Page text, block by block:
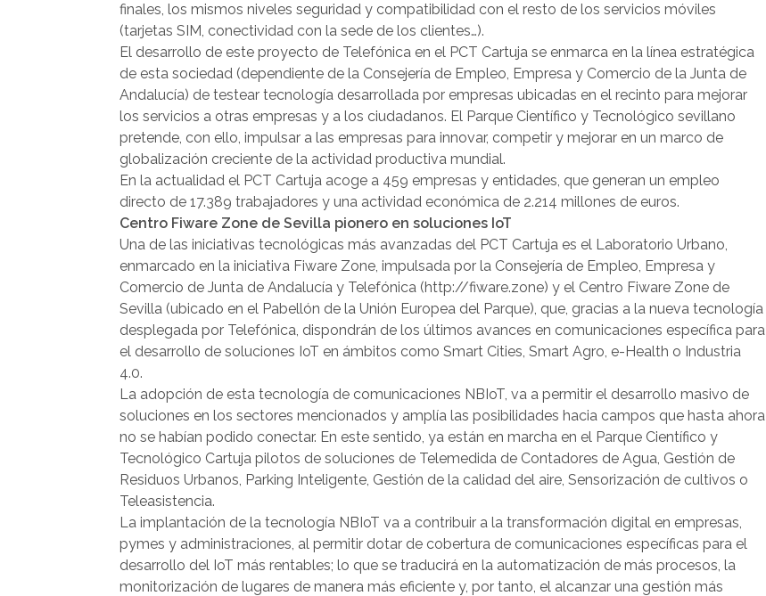
finales, los mismos niveles seguridad y compatibilidad con el resto de los servicios móviles
(tarjetas SIM, conectividad con la sede de los clientes…).
El desarrollo de este proyecto de Telefónica en el PCT Cartuja se enmarca en la línea estratégica
de esta sociedad (dependiente de la Consejería de Empleo, Empresa y Comercio de la Junta de
Andalucía) de testear tecnología desarrollada por empresas ubicadas en el recinto para mejorar
los servicios a otras empresas y a los ciudadanos. El Parque Científico y Tecnológico sevillano
pretende, con ello, impulsar a las empresas para innovar, competir y mejorar en un marco de
globalización creciente de la actividad productiva mundial.
En la actualidad el PCT Cartuja acoge a 459 empresas y entidades, que generan un empleo
directo de 17.389 trabajadores y una actividad económica de 2.214 millones de euros.
Centro Fiware Zone de Sevilla pionero en soluciones IoT
Una de las iniciativas tecnológicas más avanzadas del PCT Cartuja es el Laboratorio Urbano,
enmarcado en la iniciativa Fiware Zone, impulsada por la Consejería de Empleo, Empresa y
Comercio de Junta de Andalucía y Telefónica (http://fiware.zone) y el Centro Fiware Zone de
Sevilla (ubicado en el Pabellón de la Unión Europea del Parque), que, gracias a la nueva tecnología
desplegada por Telefónica, dispondrán de los últimos avances en comunicaciones específica para
el desarrollo de soluciones IoT en ámbitos como Smart Cities, Smart Agro, e-Health o Industria
4.0.
La adopción de esta tecnología de comunicaciones NBIoT, va a permitir el desarrollo masivo de
soluciones en los sectores mencionados y amplía las posibilidades hacia campos que hasta ahora
no se habían podido conectar. En este sentido, ya están en marcha en el Parque Científico y
Tecnológico Cartuja pilotos de soluciones de Telemedida de Contadores de Agua, Gestión de
Residuos Urbanos, Parking Inteligente, Gestión de la calidad del aire, Sensorización de cultivos o
Teleasistencia.
La implantación de la tecnología NBIoT va a contribuir a la transformación digital en empresas,
pymes y administraciones, al permitir dotar de cobertura de comunicaciones específicas para el
desarrollo del IoT más rentables; lo que se traducirá en la automatización de más procesos, la
monitorización de lugares de manera más eficiente y, por tanto, el alcanzar una gestión más